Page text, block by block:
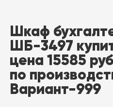
Шкаф
ШБ-3497
цена 15585
по
Вариант-999